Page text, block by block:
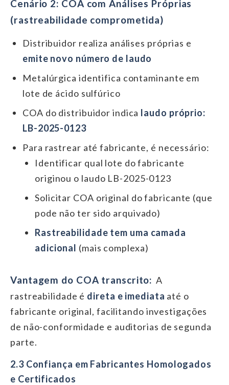
Cenário 2: COA com Análises Próprias
(rastreabilidade comprometida)
Distribuidor realiza análises próprias e
emite novo número de laudo
Metalúrgica identifica contaminante em
lote de ácido sulfúrico
COA do distribuidor indica laudo próprio:
LB-2025-0123
Para rastrear até fabricante, é necessário:
Identificar qual lote do fabricante
originou o laudo LB-2025-0123
Solicitar COA original do fabricante (que
pode não ter sido arquivado)
Rastreabilidade tem uma camada
adicional (mais complexa)
Vantagem do COA transcrito: A
rastreabilidade é direta e imediata até o
fabricante original, facilitando investigações
de não-conformidade e auditorias de segunda
parte.
2.3 Confiança em Fabricantes Homologados
e Certificados